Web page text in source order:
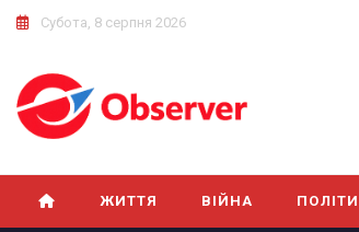
Субота, 8 серпня 2026
ЖИТТЯ ВІЙНА